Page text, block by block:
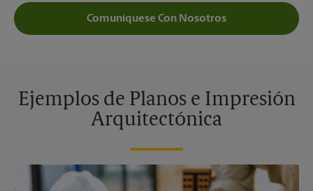
Comuníquese Con Nosotros
Ejemplos de Planos e Impresión
Arquitectónica